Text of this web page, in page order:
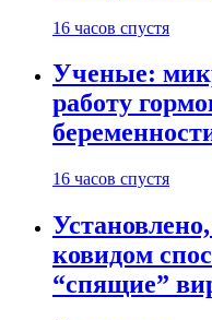
16 часов спустя
Ученые:
работу
16 часов спустя
ковидом
“спящие”